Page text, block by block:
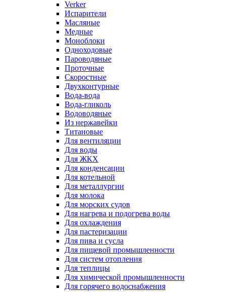
Verker
Испарители
Масляные
Медные
Моноблоки
Одноходовые
Пароводяные
Проточные
Скоростные
Двухконтурные
Вода-вода
Вода-гликоль
Водоводяные
Из нержавейки
Титановые
Для вентиляции
Для воды
Для ЖКХ
Для конденсации
Для котельной
Для металлургии
Для молока
Для морских судов
Для нагрева и подогрева воды
Для охлаждения
Для пастеризации
Для пива и сусла
Для пищевой промышленности
Для систем отопления
Для теплицы
Для химической промышленности
Для горячего водоснабжения